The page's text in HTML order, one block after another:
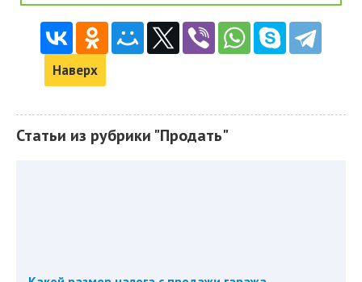
Наверх
Статьи из рубрики "Продать"